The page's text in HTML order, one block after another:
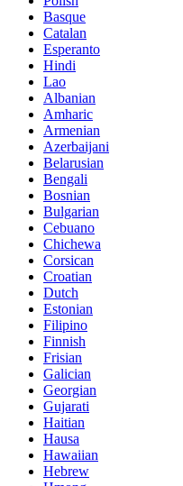
Basque
Catalan
Esperanto
Hindi
Lao
Albanian
Amharic
Armenian
Azerbaijani
Belarusian
Bengali
Bosnian
Bulgarian
Cebuano
Chichewa
Corsican
Croatian
Dutch
Estonian
Filipino
Finnish
Frisian
Galician
Georgian
Gujarati
Haitian
Hausa
Hawaiian
Hebrew